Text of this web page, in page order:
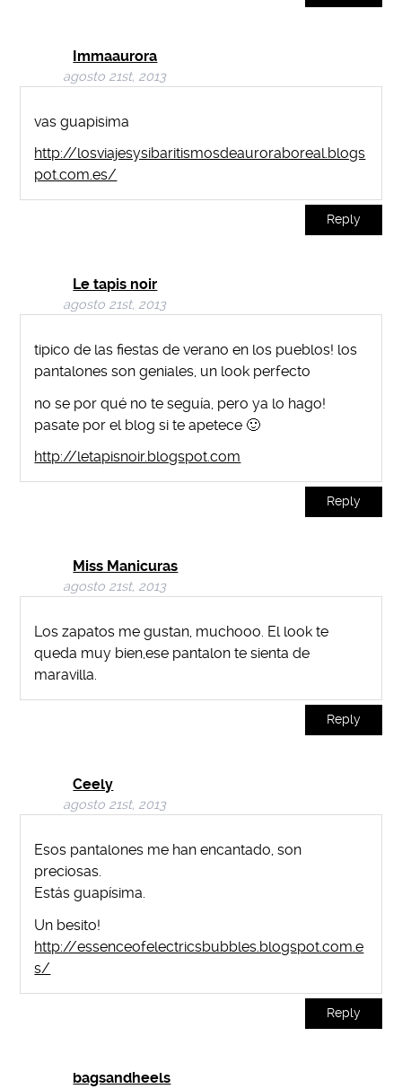
Immaaurora
agosto 21st, 2013
vas guapisima
http://losviajesysibaritismosdeauroraboreal.blogs
pot.com.es/
Reply
Le tapis noir
agosto 21st, 2013
tipico de las fiestas de verano en los pueblos! los
pantalones son geniales, un look perfecto
no se por qué no te seguía, pero ya lo hago!
pasate por el blog si te apetece 🙂
http://letapisnoir.blogspot.com
Reply
Miss Manicuras
agosto 21st, 2013
Los zapatos me gustan, muchooo. El look te
queda muy bien,ese pantalon te sienta de
maravilla.
Reply
Ceely
agosto 21st, 2013
Esos pantalones me han encantado, son
preciosas.
Estás guapísima.
Un besito!
http://essenceofelectricsbubbles.blogspot.com.e
s/
Reply
bagsandheels